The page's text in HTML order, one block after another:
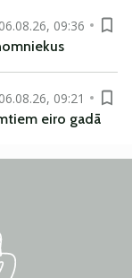
06.08.26, 09:36
06.08.26, 09:21
eiro gadā